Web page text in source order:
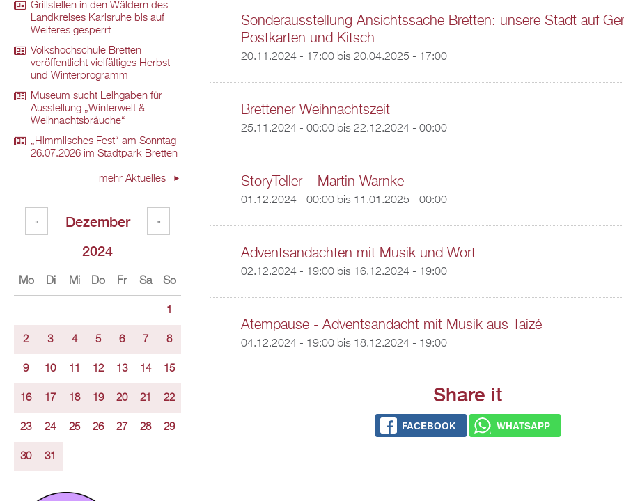
Sonderausstellung Ansichtssache Bretten: unsere Stadt auf
Postkarten und Kitsch
20.11.2024 - 17:00bis 20.04.2025 - 17:00
Brettener Weihnachtszeit
25.11.2024 - 00:00bis 22.12.2024 - 00:00
StoryTeller – Martin Warnke
01.12.2024 - 00:00bis 11.01.2025 - 00:00
Adventsandachten mit Musik und Wort
02.12.2024 - 19:00bis 16.12.2024 - 19:00
Atempause - Adventsandacht mit Musik aus Taizé
04.12.2024 - 19:00bis 18.12.2024 - 19:00
Share it
FACEBOOK WHATSAPP
Grillstellen in den Wäldern des
Landkreises Karlsruhe bis auf
Weiteres gesperrt
Volkshochschule Bretten
veröffentlicht vielfältiges Herbst-
und Winterprogramm
Museum sucht Leihgaben für
Ausstellung „Winterwelt &
Weihnachtsbräuche“
„Himmlisches Fest“ am Sonntag
26.07.2026 im Stadtpark Bretten
mehr Aktuelles
Dezember
2024
« »
Mo Di Mi Do Fr Sa So
1
2 3 4 5 6 7 8
9 10 11 12 13 14 15
16 17 18 19 20 21 22
23 24 25 26 27 28 29
30 31